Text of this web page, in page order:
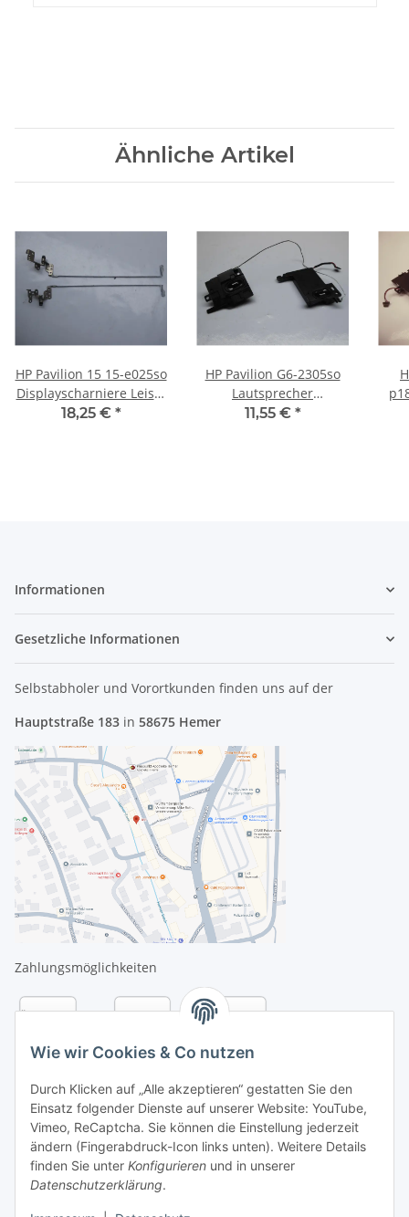
Wie wir Cookies & Co nutzen
Durch Klicken auf „Alle akzeptieren“ gestatten Sie den
Einsatz folgender Dienste auf unserer Website: YouTube,
Vimeo, ReCaptcha. Sie können die Einstellung jederzeit
ändern (Fingerabdruck-Icon links unten). Weitere Details
finden Sie unter Konfigurieren und in unserer
Datenschutzerklärung.
Ähnliche Artikel
HP Pavilion 15 15-e025so
Displayscharniere Leiste
Hinges FBR65001010
18,25 € *
HP Pavilion G6-2305so
Lautsprecher
Soundspeaker #3814
11,55 € *
Informationen
Gesetzliche Informationen
Selbstabholer und Vorortkunden finden uns auf der
Hauptstraße 183 in 58675 Hemer
Zahlungsmöglichkeiten